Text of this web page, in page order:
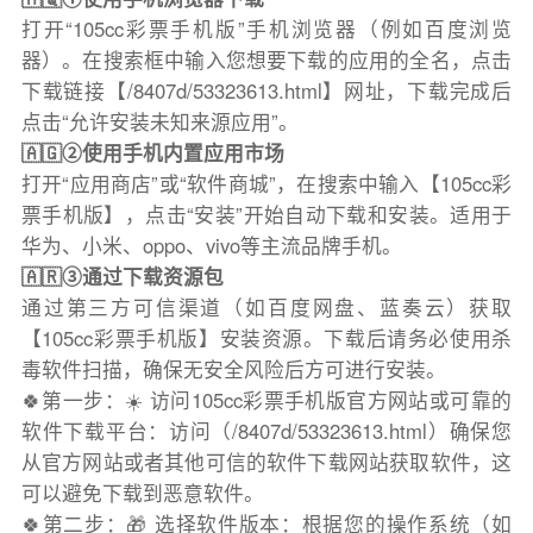
打开“105cc彩票手机版”手机浏览器（例如百度浏览
器）。在搜索框中输入您想要下载的应用的全名，点击
下载链接【/8407d/53323613.html】网址，下载完成后
点击“允许安装未知来源应用”。
🇦🇬②使用手机内置应用市场
打开“应用商店”或“软件商城”，在搜索中输入【105cc彩
票手机版】，点击“安装”开始自动下载和安装。适用于
华为、小米、oppo、vivo等主流品牌手机。
🇦🇷③通过下载资源包
通过第三方可信渠道（如百度网盘、蓝奏云）获取
【105cc彩票手机版】安装资源。下载后请务必使用杀
毒软件扫描，确保无安全风险后方可进行安装。
🍀第一步：☀️ 访问105cc彩票手机版官方网站或可靠的
软件下载平台：访问（/8407d/53323613.html）确保您
从官方网站或者其他可信的软件下载网站获取软件，这
可以避免下载到恶意软件。
🍀第二步：🎁 选择软件版本：根据您的操作系统（如